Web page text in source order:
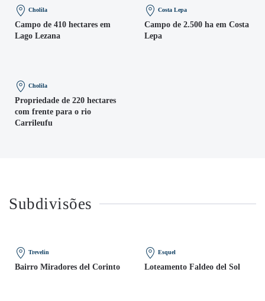
Cholila
Campo de 410 hectares em
Lago Lezana
Costa Lepa
Campo de 2.500 ha em Costa
Lepa
Cholila
Propriedade de 220 hectares
com frente para o rio
Carrileufu
Subdivisões
Trevelin
Bairro Miradores del Corinto
Esquel
Loteamento Faldeo del Sol